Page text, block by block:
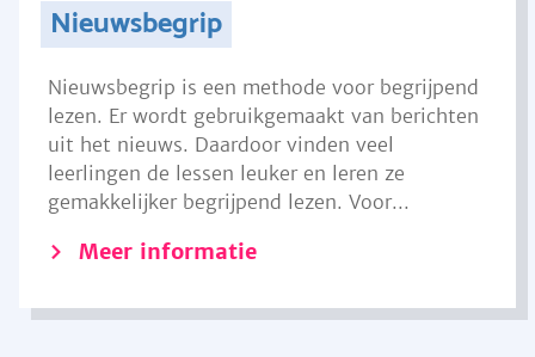
Nieuwsbegrip
Nieuwsbegrip is een methode voor begrijpend
lezen. Er wordt gebruikgemaakt van berichten
uit het nieuws. Daardoor vinden veel
leerlingen de lessen leuker en leren ze
gemakkelijker begrijpend lezen. Voor...
Meer informatie